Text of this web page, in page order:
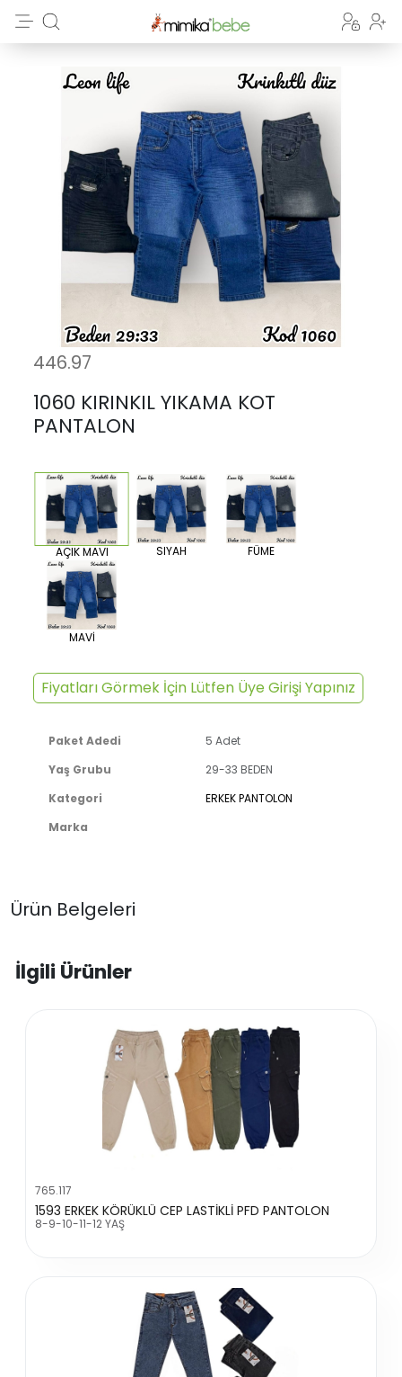
446.97
1060 KIRINKIL YIKAMA KOT
PANTALON
AÇIK MAVI SIYAH FÜME
MAVİ
Fiyatları Görmek İçin Lütfen Üye Girişi Yapınız
Paket Adedi
5 Adet
Yaş Grubu
29-33 BEDEN
Kategori
ERKEK PANTOLON
Marka
Ürün Belgeleri
İlgili Ürünler
765.117
1593 ERKEK KÖRÜKLÜ CEP LASTİKLİ PFD PANTOLON
8-9-10-11-12 YAŞ